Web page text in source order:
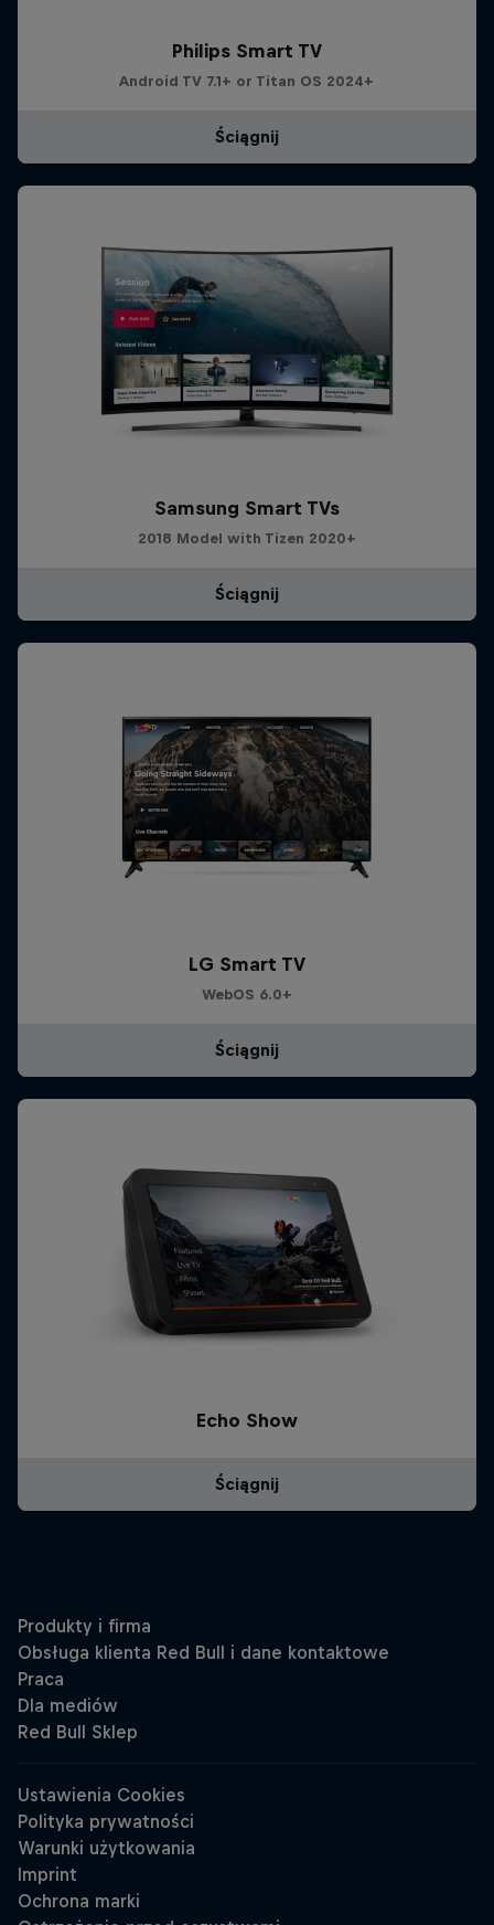
Philips Smart TV
Android TV 7.1+ or Titan OS 2024+
Ściągnij
Samsung Smart TVs
2018 Model with Tizen 2020+
Ściągnij
LG Smart TV
WebOS 6.0+
Ściągnij
Echo Show
Ściągnij